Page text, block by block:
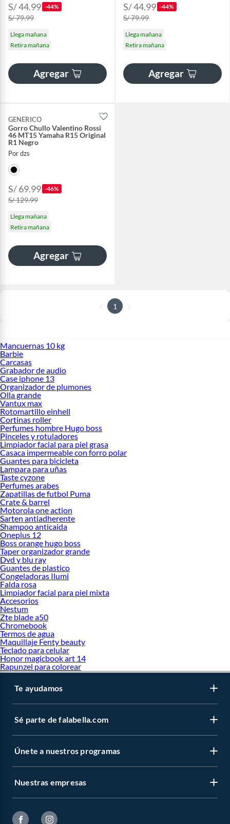
S/ 44.99 -44%
S/ 79.99
Llega mañana
Retira mañana
Agregar
S/ 44.99 -44%
S/ 79.99
Llega mañana
Retira mañana
Agregar
GENERICO
Gorro Chullo Valentino Rossi
46 MT15 Yamaha R15 Original
R1 Negro
Por dzs
S/ 69.99 -46%
S/ 129.99
Llega mañana
Retira mañana
Agregar
1
Mancuernas 10 kg
Barbie
Carcasas
Grabador de audio
Case iphone 13
Organizador de plumones
Olla grande
Vantux max
Rotomartillo einhell
Cortinas roller
Perfumes hombre Hugo boss
Pinceles y rotuladores
Limpiador facial para piel grasa
Casaca impermeable con forro polar
Guantes para bicicleta
Lampara para uñas
Taste cyzone
Perfumes arabes
Zapatillas de futbol Puma
Crate & barrel
Motorola one action
Sarten antiadherente
Shampoo anticaida
Oneplus 12
Boss orange hugo boss
Taper organizador grande
Dvd y blu ray
Guantes de plastico
Congeladoras Ilumi
Falda rosa
Limpiador facial para piel mixta
Accesorios
Nestum
Zte blade a50
Chromebook
Termos de agua
Maquillaje Fenty beauty
Teclado para celular
Honor magicbook art 14
Rapunzel para colorear
Te ayudamos
Sé parte de falabella.com
Únete a nuestros programas
Nuestras empresas